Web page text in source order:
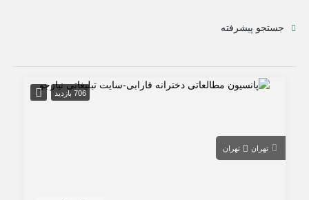
جستجو پیشرفته
706 بازدید
تهران تهران